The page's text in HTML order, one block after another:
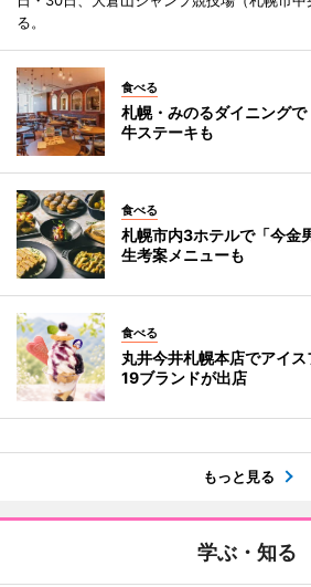
る。
食べる
札幌・みのるダイニング
牛ステーキも
食べる
札幌市内3ホテルで「今
生考案メニューも
食べる
丸井今井札幌本店でアイ
19ブランドが出店
もっと見る
学ぶ・知る